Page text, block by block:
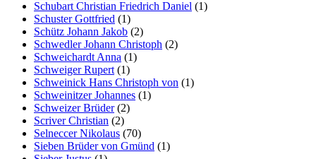
Schubart Christian Friedrich Daniel (1)
Schuster Gottfried (1)
Schütz Johann Jakob (2)
Schwedler Johann Christoph (2)
Schweichardt Anna (1)
Schweiger Rupert (1)
Schweinick Hans Christoph von (1)
Schweinitzer Johannes (1)
Schweizer Brüder(2)
Scriver Christian (2)
Selneccer Nikolaus (70)
Sieben Brüder von Gmünd (1)